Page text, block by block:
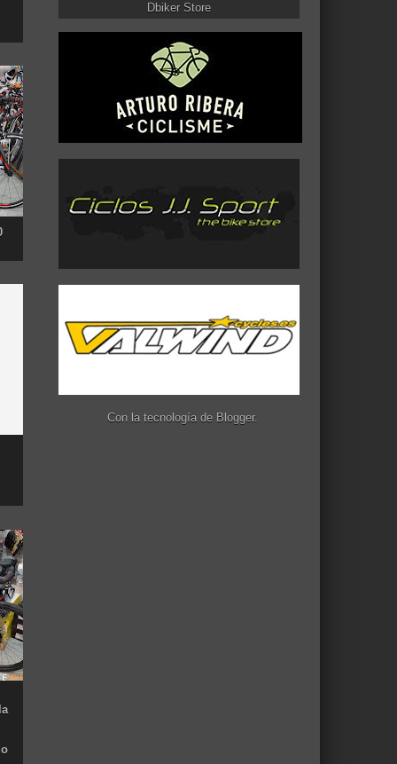
Dbiker Store
Con la tecnología de Blogger.